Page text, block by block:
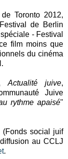
Toronto 2012,
de Berlin
- Festival
film moins que
du cinéma
Actualité juive,
Juive
rythme apaisé"
(Fonds social juif
au CCLJ
.